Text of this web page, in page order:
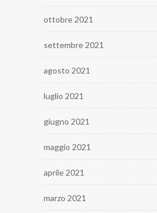
ottobre 2021
settembre 2021
agosto 2021
luglio 2021
giugno 2021
maggio 2021
aprile 2021
marzo 2021